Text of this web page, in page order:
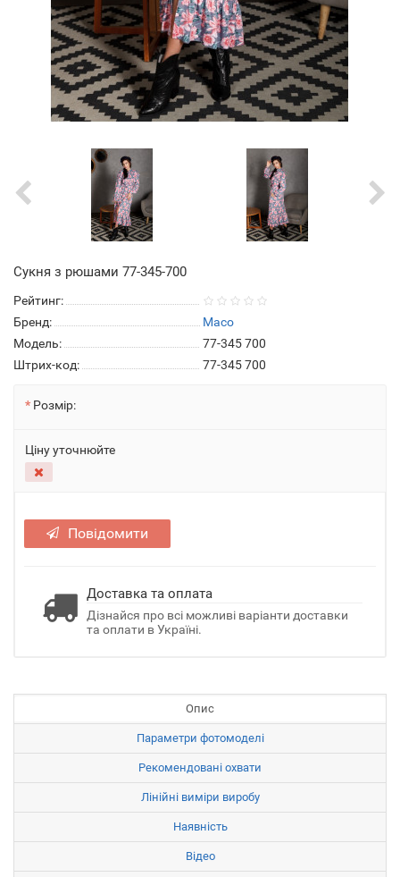
Сукня з рюшами 77-345-700
Рейтинг:
Бренд:
Maco
Модель:
77-345 700
Штрих-код:
77-345 700
Розмір:
Ціну уточнюйте
Повідомити
Доставка та оплата
Дізнайся про всі можливі варіанти доставки
та оплати в Україні.
Опис
Параметри фотомоделі
Рекомендовані охвати
Лінійні виміри виробу
Наявність
Відео